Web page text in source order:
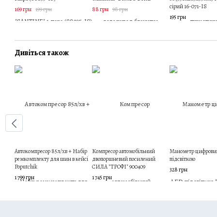
169 грн 199 грн
88 грн 98 грн
сірий 16-071-IS
195 грн
Дивіться також
Автокомпресор 85л/хв + Набір
ремкомплекту для шин в кейсі
Poputchik
1 799 грн
Компресор автомобільний
двопоршневий посилений
СИЛА "ТРОФІ" 900409
1 745 грн
Манометр
підсвіткою
328 грн